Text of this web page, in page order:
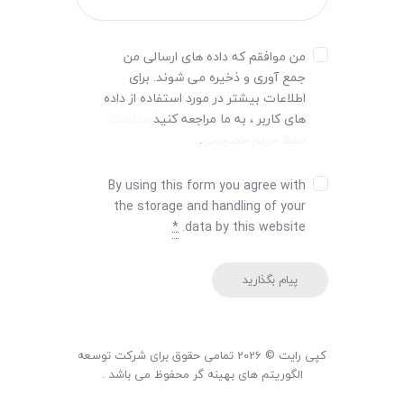
من موافقم که داده های ارسالی من
جمع آوری و ذخیره می شوند. برای
اطلاعات بیشتر در مورد استفاده از داده
های کاربر ، به ما مراجعه کنید
.
By using this form you agree with
the storage and handling of your
data by this website.
*
کپی رایت © 2026 تمامی حقوق برای شرکت توسعه
الگوریتم های بهینه گر محفوظ می باشد .